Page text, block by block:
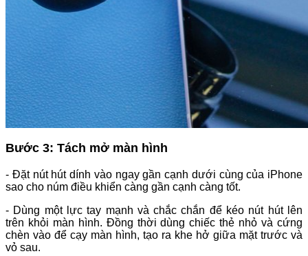
Bước 3: Tách mở màn hình
- Đặt nút hút dính vào ngay gần cạnh dưới cùng của iPhone
sao cho núm điều khiển càng gần cạnh càng tốt.
- Dùng một lực tay mạnh và chắc chắn để kéo nút hút lên
trên khỏi màn hình. Đồng thời dùng chiếc thẻ nhỏ và cứng
chèn vào để cạy màn hình, tạo ra khe hở giữa mặt trước và
vỏ sau.